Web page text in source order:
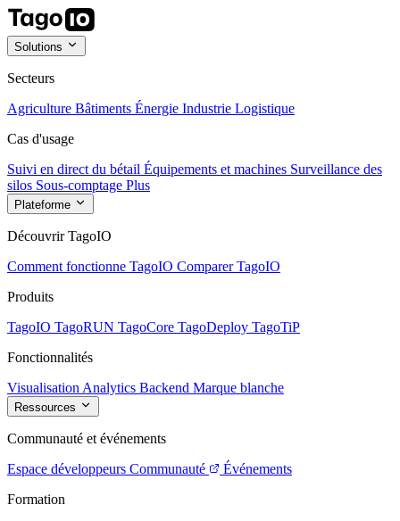
Solutions
Secteurs
Agriculture Bâtiments Énergie Industrie Logistique
Cas d'usage
Suivi en direct du bétail Équipements et machines Surveillance des
silos Sous-comptage Plus
Plateforme
Découvrir TagoIO
Comment fonctionne TagoIO Comparer TagoIO
Produits
TagoIO TagoRUN TagoCore TagoDeploy TagoTiP
Fonctionnalités
Visualisation Analytics Backend Marque blanche
Ressources
Communauté et événements
Espace développeurs Communauté
Événements
Formation